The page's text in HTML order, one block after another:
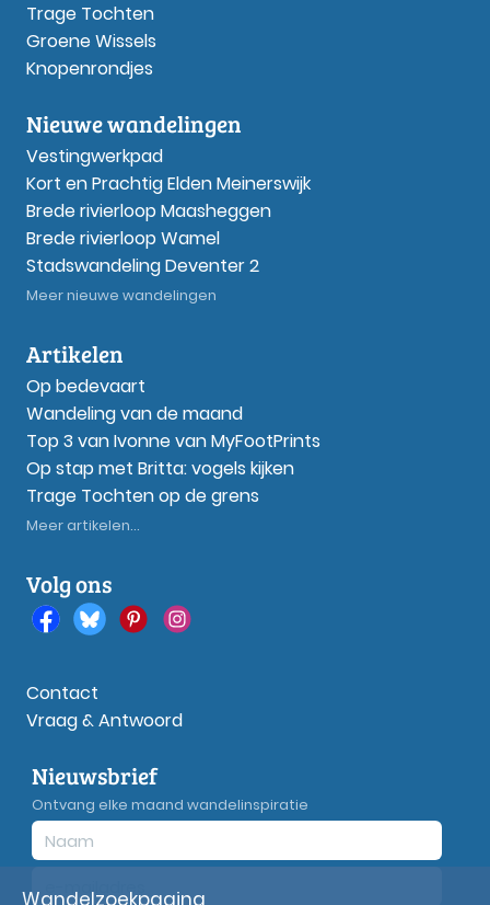
Trage Tochten
Groene Wissels
Knopenrondjes
Nieuwe wandelingen
Vestingwerkpad
Kort en Prachtig Elden Meinerswijk
Brede rivierloop Maasheggen
Brede rivierloop Wamel
Stadswandeling Deventer 2
Meer nieuwe wandelingen
Artikelen
Op bedevaart
Wandeling van de maand
Top 3 van Ivonne van MyFootPrints
Op stap met Britta: vogels kijken
Trage Tochten op de grens
Meer artikelen...
Volg ons
Contact
Vraag & Antwoord
Nieuwsbrief
Ontvang elke maand wandelinspiratie
Wandelzoekpagina